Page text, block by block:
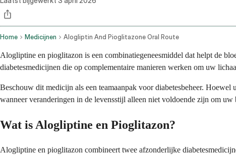
Home Medicijnen Alogliptin And Pioglitazone Oral Route
Alogliptine en pioglitazon is een combinatiegeneesmiddel dat helpt de
diabetesmedicijnen die op complementaire manieren werken om uw
Beschouw dit medicijn als een teamaanpak voor diabetesbeheer.
wanneer veranderingen in de levensstijl alleen niet voldoende zijn om
Wat is Alogliptine en Pioglitazon?
Alogliptine en pioglitazon combineert twee afzonderlijke